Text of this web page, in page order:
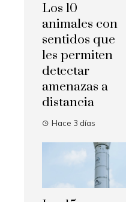
Los 10
animales con
sentidos que
les permiten
detectar
amenazas a
distancia
Hace 3 días